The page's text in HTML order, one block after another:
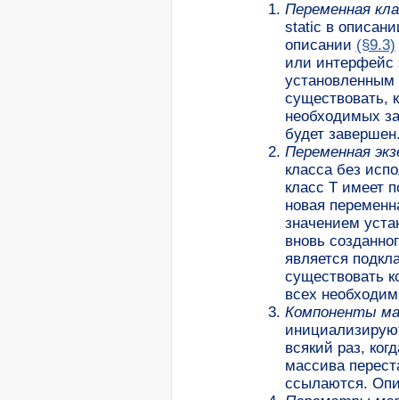
Переменная
static в
описании (§9.3)
или интерфейс
существовать,
необходимых
будет
Переменная
класса без
класс T имеет
новая
значением
вновь
является
существовать
всех
Компоненты
всякий раз,
массива
ссылаются.